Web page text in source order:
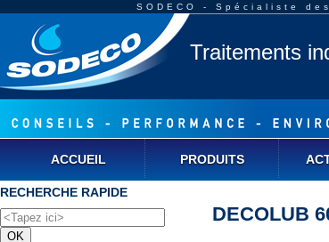
SODECO - Spécialiste
Traitements
ACCUEIL PRODUITS
RECHERCHE RAPIDE
DECOLUB